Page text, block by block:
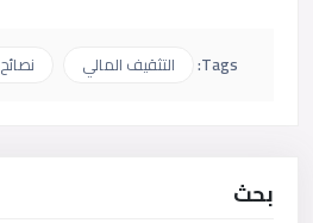
Tags: التثقيف المالي نصائح
بحث